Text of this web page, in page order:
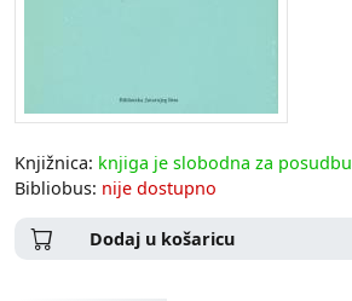
Knjižnica: knjiga je slobodna za posudbu
Bibliobus: nije dostupno
Dodaj u košaricu